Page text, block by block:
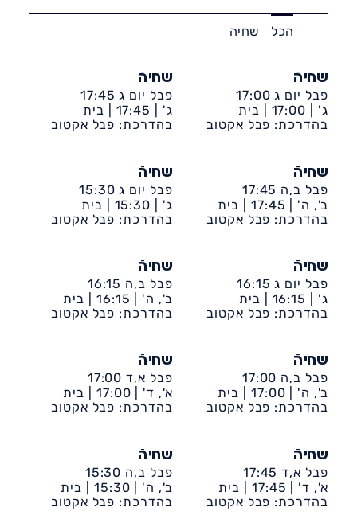
הכל שחיה
שחיהֿ
פבל יום ג 17:00
ג' | 17:00 |
בית
לברון-קאנטרי
בהדרכת: פבל אקטוב
שחיהֿ
פבל יום ג 17:45
ג' |
17:45 |
בית
לברון-קאנטרי
בהדרכת: פבל אקטוב
שחיהֿ
פבל ב,ה 17:45
ב', ה' | 17:45 |
בית
לברון-קאנטרי
בהדרכת: פבל אקטוב
שחיהֿ
פבל יום ג 15:30
ג' | 15:30 |
בית
לברון-קאנטרי
בהדרכת: פבל אקטוב
שחיהֿ
פבל יום ג 16:15
ג' |
16:15 |
בית
לברון-קאנטרי
בהדרכת: פבל אקטוב
שחיהֿ
פבל ב,ה 16:15
ב', ה' | 16:15 |
בית
לברון-קאנטרי
בהדרכת: פבל אקטוב
שחיהֿ
פבל ב,ה 17:00
ב', ה' | 17:00 |
בית
לברון-קאנטרי
בהדרכת: פבל אקטוב
שחיהֿ
פבל א,ד 17:00
א', ד' | 17:00 |
בית
לברון-קאנטרי
בהדרכת: פבל אקטוב
שחיהֿ
פבל א,ד 17:45
א', ד' | 17:45 |
בית
לברון-קאנטרי
בהדרכת: פבל אקטוב
שחיהֿ
פבל ב,ה 15:30
ב', ה' | 15:30 |
בית
לברון-קאנטרי
בהדרכת: פבל אקטוב